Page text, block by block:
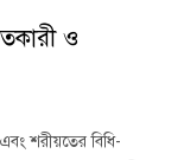
ও
শরীয়তের বিধি-